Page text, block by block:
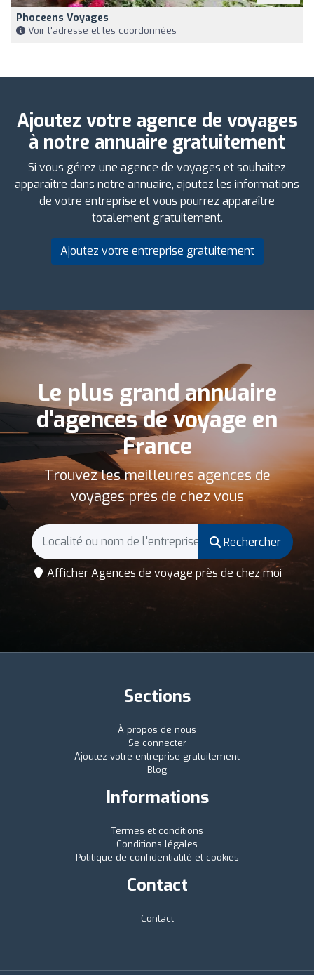
Phoceens Voyages
Voir l'adresse et les coordonnées
Ajoutez votre agence de voyages
à notre annuaire gratuitement
Si vous gérez une agence de voyages et souhaitez
apparaître dans notre annuaire, ajoutez les informations
de votre entreprise et vous pourrez apparaître
totalement gratuitement.
Ajoutez votre entreprise gratuitement
Le plus grand annuaire
d'agences de voyage en
France
Trouvez les meilleures agences de
voyages près de chez vous
Rechercher
Afficher Agences de voyage près de chez moi
Sections
À propos de nous
Se connecter
Ajoutez votre entreprise gratuitement
Blog
Informations
Termes et conditions
Conditions légales
Politique de confidentialité et cookies
Contact
Contact